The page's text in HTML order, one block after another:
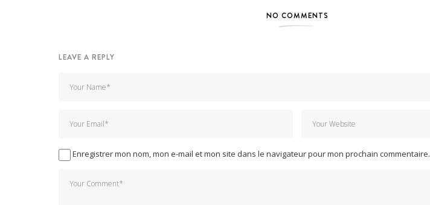
NO COMMENTS
LEAVE A REPLY
Enregistrer mon nom, mon e-mail et mon site dans le navigateur pour mon prochain commentaire.